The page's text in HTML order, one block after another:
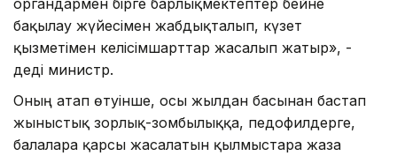
бақылау жүйесімен жабдықталып, күзет
қызметімен келісімшарттар жасалып жатыр», -
деді министр.
Оның атап өтуінше, осы жылдан басынан бастап
жыныстық зорлық-зомбылыққа, педофилдерге,
балаларға қарсы жасалатын қылмыстарға жаза